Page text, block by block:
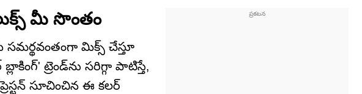
మీ సొంతం
సమర్థవంతంగా మిక్స్ చేస్తూ
ట్రెండ్‌ను సరిగ్గా పాటిస్తే,
సూచించిన ఈ కలర్